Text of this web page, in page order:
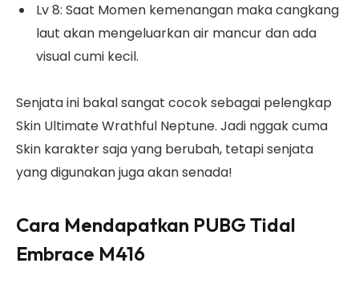
Lv 8: Saat Momen kemenangan maka cangkang
laut akan mengeluarkan air mancur dan ada
visual cumi kecil.
Senjata ini bakal sangat cocok sebagai pelengkap
Skin Ultimate Wrathful Neptune. Jadi nggak cuma
Skin karakter saja yang berubah, tetapi senjata
yang digunakan juga akan senada!
Cara Mendapatkan PUBG Tidal
Embrace M416